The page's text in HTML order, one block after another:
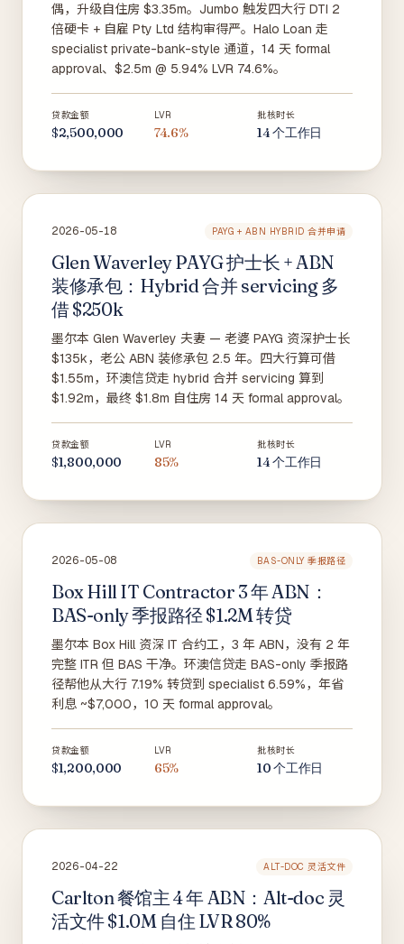
偶，升级自住房 $3.35m。Jumbo 触发四大行 DTI 2
倍硬卡 + 自雇 Pty Ltd 结构审得严。Halo Loan 走
specialist private-bank-style 通道，14 天 formal
approval、$2.5m @ 5.94% LVR 74.6%。
贷款金额
$2,500,000
LVR
74.6%
批核时长
14 个工作日
2026-05-18 PAYG + ABN HYBRID 合并申请
Glen Waverley PAYG 护士长 + ABN
装修承包：Hybrid 合并 servicing 多
借 $250k
墨尔本 Glen Waverley 夫妻 — 老婆 PAYG 资深护士长
$135k，老公 ABN 装修承包 2.5 年。四大行算可借
$1.55m，环澳信贷走 hybrid 合并 servicing 算到
$1.92m，最终 $1.8m 自住房 14 天 formal approval。
贷款金额
$1,800,000
LVR
85%
批核时长
14 个工作日
2026-05-08 BAS-ONLY 季报路径
Box Hill IT Contractor 3 年 ABN：
BAS-only 季报路径 $1.2M 转贷
墨尔本 Box Hill 资深 IT 合约工，3 年 ABN，没有 2 年
完整 ITR 但 BAS 干净。环澳信贷走 BAS-only 季报路
径帮他从大行 7.19% 转贷到 specialist 6.59%，年省
利息 ~$7,000，10 天 formal approval。
贷款金额
$1,200,000
LVR
65%
批核时长
10 个工作日
2026-04-22 ALT-DOC 灵活文件
Carlton 餐馆主 4 年 ABN：Alt-doc 灵
活文件 $1.0M 自住 LVR 80%